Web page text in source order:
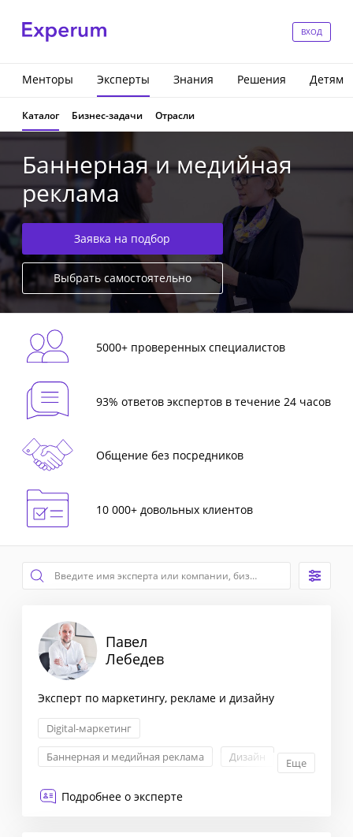
ВХОД
Менторы Эксперты Знания Решения Детям
Каталог Бизнес-задачи Отрасли
Баннерная и медийная
реклама
Заявка на подбор
Выбрать самостоятельно
5000+ проверенных специалистов
93% ответов экспертов в течение 24 часов
Общение без посредников
10 000+ довольных клиентов
Павел
Лебедев
Эксперт по маркетингу, рекламе и дизайну
Digital-маркетинг
Баннерная и медийная реклама
Дизайн
Еще
Подробнее о эксперте